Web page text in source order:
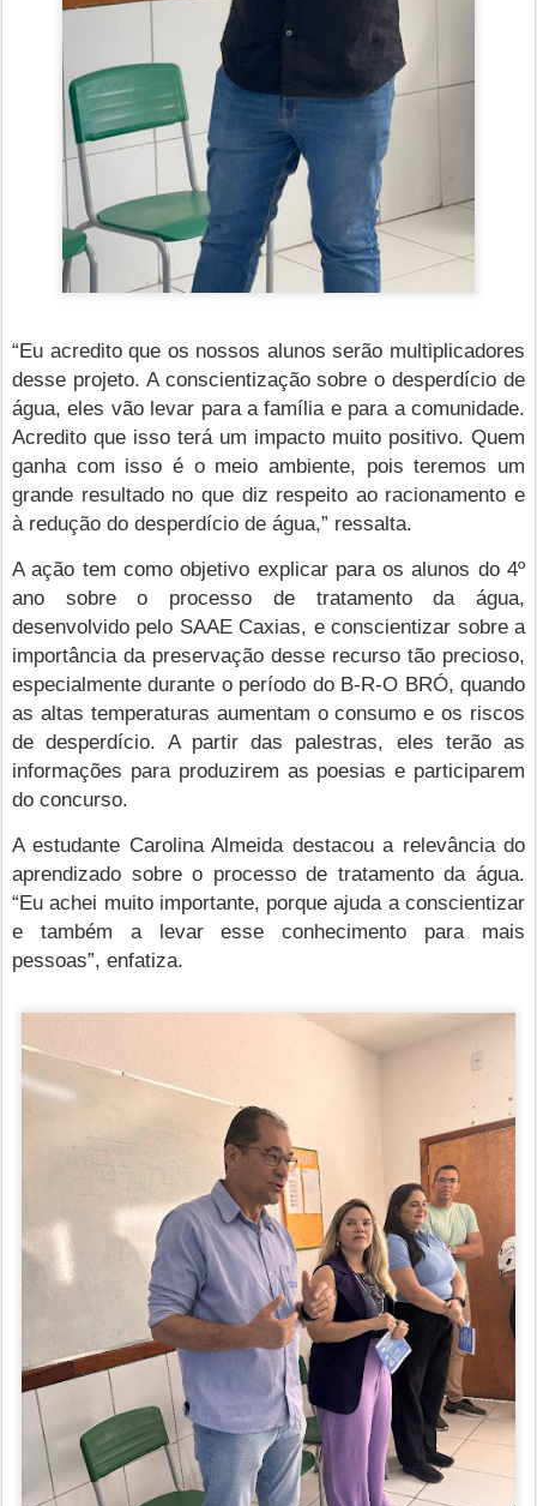
“Eu acredito que os nossos alunos serão multiplicadores
desse projeto. A conscientização sobre o desperdício de
água, eles vão levar para a família e para a comunidade.
Acredito que isso terá um impacto muito positivo. Quem
ganha com isso é o meio ambiente, pois teremos um
grande resultado no que diz respeito ao racionamento e
à redução do desperdício de água,” ressalta.
A ação tem como objetivo explicar para os alunos do 4º
ano sobre o processo de tratamento da água,
desenvolvido pelo SAAE Caxias, e conscientizar sobre a
importância da preservação desse recurso tão precioso,
especialmente durante o período do B-R-O BRÓ, quando
as altas temperaturas aumentam o consumo e os riscos
de desperdício. A partir das palestras, eles terão as
informações para produzirem as poesias e participarem
do concurso.
A estudante Carolina Almeida destacou a relevância do
aprendizado sobre o processo de tratamento da água.
“Eu achei muito importante, porque ajuda a conscientizar
e também a levar esse conhecimento para mais
pessoas”, enfatiza.